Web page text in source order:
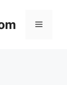
메